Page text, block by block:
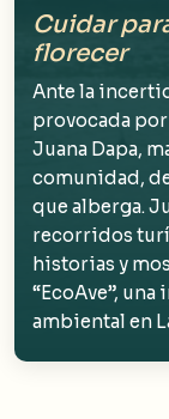
Cuidar
florecer
Ante la
provocada
Juana Dapa,
comunidad,
que alberga.
recorridos
historias y
“EcoAve”,
ambiental en